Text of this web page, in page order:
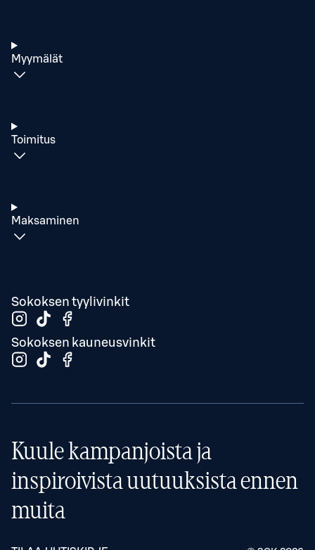
Myymälät
Toimitus
Maksaminen
Sokoksen tyylivinkit
Sokoksen kauneusvinkit
Kuule kampanjoista ja
inspiroivista uutuuksista ennen
muita